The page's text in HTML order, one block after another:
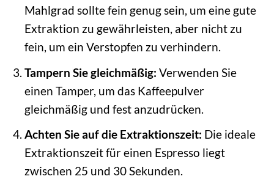
Mahlgrad sollte fein genug sein, um eine gute
Extraktion zu gewährleisten, aber nicht zu
fein, um ein Verstopfen zu verhindern.
Tampern Sie gleichmäßig: Verwenden Sie
einen Tamper, um das Kaffeepulver
gleichmäßig und fest anzudrücken.
Achten Sie auf die Extraktionszeit: Die ideale
Extraktionszeit für einen Espresso liegt
zwischen 25 und 30 Sekunden.